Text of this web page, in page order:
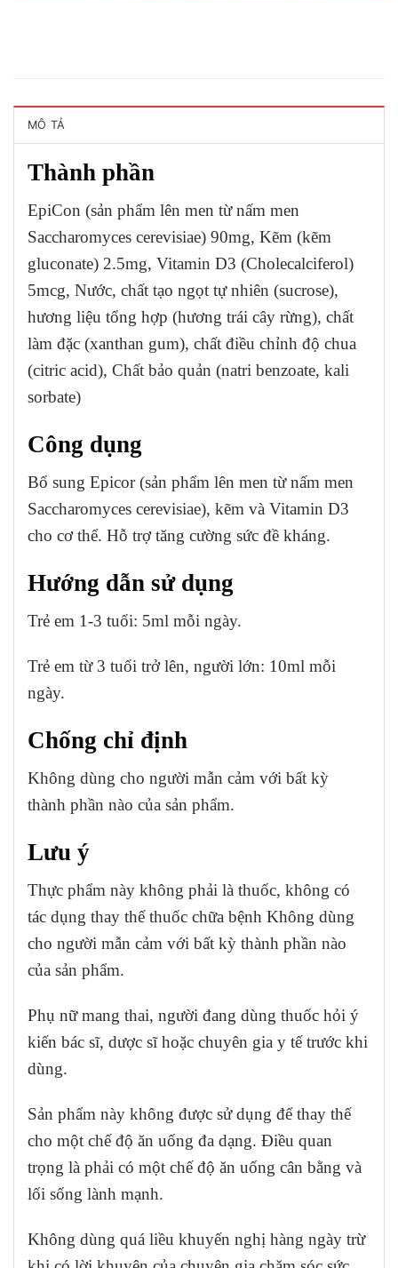
MÔ TẢ
Thành phần
EpiCon (sản phẩm lên men từ nấm men
Saccharomyces cerevisiae) 90mg, Kẽm (kẽm
gluconate) 2.5mg, Vitamin D3 (Cholecalciferol)
5mcg, Nước, chất tạo ngọt tự nhiên (sucrose),
hương liệu tổng hợp (hương trái cây rừng), chất
làm đặc (xanthan gum), chất điều chỉnh độ chua
(citric acid), Chất bảo quản (natri benzoate, kali
sorbate)
Công dụng
Bổ sung Epicor (sản phẩm lên men từ nấm men
Saccharomyces cerevisiae), kẽm và Vitamin D3
cho cơ thể. Hỗ trợ tăng cường sức đề kháng.
Hướng dẫn sử dụng
Trẻ em 1-3 tuổi: 5ml mỗi ngày.
Trẻ em từ 3 tuổi trở lên, người lớn: 10ml mỗi
ngày.
Chống chỉ định
Không dùng cho người mẫn cảm với bất kỳ
thành phần nào của sản phẩm.
Lưu ý
Thực phẩm này không phải là thuốc, không có
tác dụng thay thế thuốc chữa bệnh Không dùng
cho người mẫn cảm với bất kỳ thành phần nào
của sản phẩm.
Phụ nữ mang thai, người đang dùng thuốc hỏi ý
kiến bác sĩ, dược sĩ hoặc chuyên gia y tế trước khi
dùng.
Sản phẩm này không được sử dụng để thay thế
cho một chế độ ăn uống đa dạng. Điều quan
trọng là phải có một chế độ ăn uống cân bằng và
lối sống lành mạnh.
Không dùng quá liều khuyến nghị hàng ngày trừ